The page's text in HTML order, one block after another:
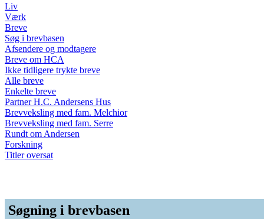
Liv
Værk
Breve
Søg i brevbasen
Afsendere og modtagere
Breve om HCA
Ikke tidligere trykte breve
Alle breve
Enkelte breve
Partner H.C. Andersens Hus
Brevveksling med fam. Melchior
Brevveksling med fam. Serre
Rundt om Andersen
Forskning
Titler oversat
Søgning i brevbasen